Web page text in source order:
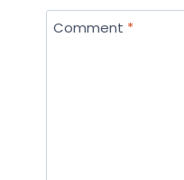
Comment *